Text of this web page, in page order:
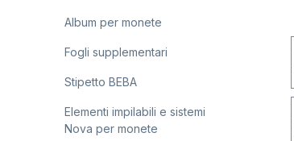
Album per monete
Fogli supplementari
Stipetto BEBA
Elementi impilabili e sistemi
Nova per monete